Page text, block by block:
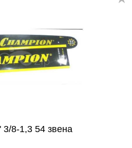
8-1,3 54 звена